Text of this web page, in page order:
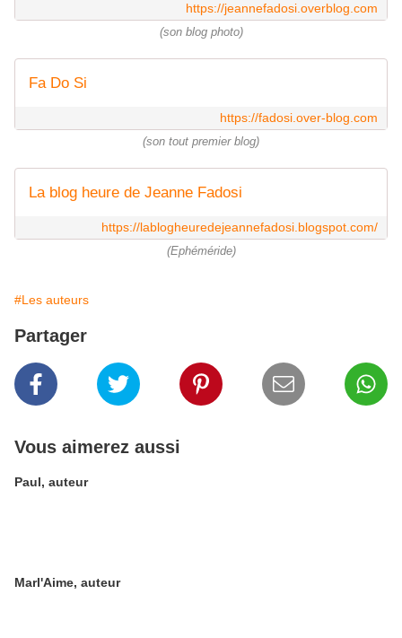
https://jeannefadosi.overblog.com
(son blog photo)
Fa Do Si
https://fadosi.over-blog.com
(son tout premier blog)
La blog heure de Jeanne Fadosi
https://lablogheuredejeannefadosi.blogspot.com/
(Ephéméride)
#Les auteurs
Partager
Vous aimerez aussi
Paul, auteur
Marl'Aime, auteur